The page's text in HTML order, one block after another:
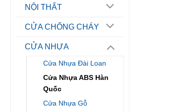
NỘI THẤT
CỬA CHỐNG CHÁY
CỬA NHỰA
Cửa Nhựa Đài Loan
Cửa Nhựa ABS Hàn
Quốc
Cửa Nhựa Gỗ